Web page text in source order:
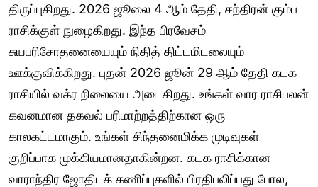
திருப்புகிறது. 2026 ஜூலை 4 ஆம் தேதி, சந்திரன் கும்ப
ராசிக்குள் நுழைகிறது. இந்த பிரவேசம்
சுயபரிசோதனையையும் நிதித் திட்டமிடலையும்
ஊக்குவிக்கிறது. புதன் 2026 ஜூன் 29 ஆம் தேதி கடக
ராசியில் வக்ர நிலையை அடைகிறது. உங்கள் வார ராசிபலன்
கவனமான தகவல் பரிமாற்றத்திற்கான ஒரு
காலகட்டமாகும். உங்கள் சிந்தனைமிக்க முடிவுகள்
குறிப்பாக முக்கியமானதாகின்றன. கடக ராசிக்கான
வாராந்திர ஜோதிடக் கணிப்புகளில் பிரதிபலிப்பது போல,